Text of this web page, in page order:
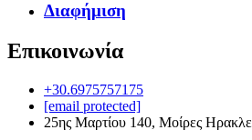
Διαφήμιση
Επικοινωνία
+30.6975757175
[email protected]
25ης Μαρτίου 140, Μοίρες